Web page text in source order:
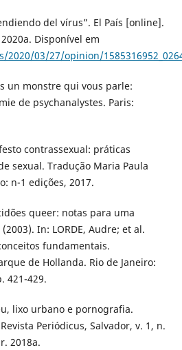
del vírus”. El País [online].
Disponível em
03/27/opinion/
un monstre qui vous parle:
de psychanalystes. Paris:
contrassexual: práticas
sexual. Tradução Maria Paula
n-1 edições, 2017.
queer: notas para uma
In: LORDE, Audre; et al.
fundamentais.
de Hollanda. Rio de Janeiro:
421-429.
lixo urbano e pornografia.
Periódicus, Salvador, v. 1, n.
2018a.